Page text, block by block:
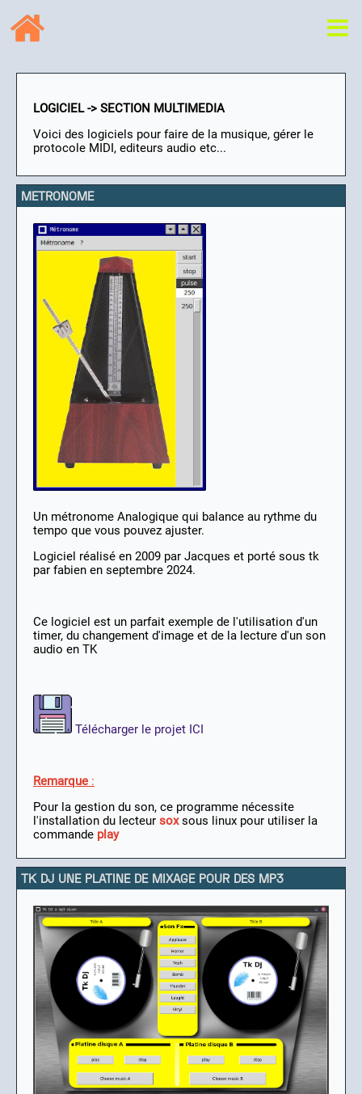
LOGICIEL -> SECTION MULTIMEDIA
Voici des logiciels pour faire de la musique, gérer le
protocole MIDI, editeurs audio etc...
METRONOME
Un métronome Analogique qui balance au rythme du
tempo que vous pouvez ajuster.
Logiciel réalisé en 2009 par Jacques et porté sous tk
par fabien en septembre 2024.
Ce logiciel est un parfait exemple de l'utilisation d'un
timer, du changement d'image et de la lecture d'un son
audio en TK
Télécharger le projet ICI
Remarque :
Pour la gestion du son, ce programme nécessite
l'installation du lecteur soxsous linux pour utiliser la
commande play
TK DJ UNE PLATINE DE MIXAGE POUR DES MP3